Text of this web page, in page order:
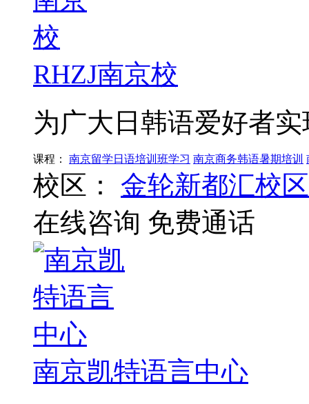
RHZJ南京校
为广大日韩语爱好者
课程： 南京留学日语培训班学习 南京商务韩语暑期培训
校区：
金轮新都汇校区
在线咨询 免费通话
南京凯特语言中心